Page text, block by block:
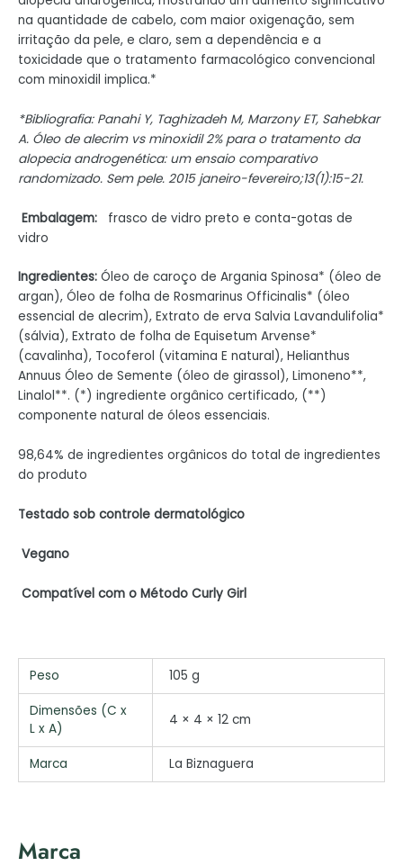
na quantidade de cabelo, com maior oxigenação, sem
irritação da pele, e claro, sem a dependência e a
toxicidade que o tratamento farmacológico convencional
com minoxidil implica.*
*Bibliografia: Panahi Y, Taghizadeh M, Marzony ET, Sahebkar
A. Óleo de alecrim vs minoxidil 2% para o tratamento da
alopecia androgenética: um ensaio comparativo
randomizado. Sem pele. 2015 janeiro-fevereiro;13(1):15-21.
Embalagem: frasco de vidro preto e conta-gotas de
vidro
Ingredientes: Óleo de caroço de Argania Spinosa* (óleo de
argan), Óleo de folha de Rosmarinus Officinalis* (óleo
essencial de alecrim), Extrato de erva Salvia Lavandulifolia*
(sálvia), Extrato de folha de Equisetum Arvense*
(cavalinha), Tocoferol (vitamina E natural), Helianthus
Annuus Óleo de Semente (óleo de girassol), Limoneno**,
Linalol**. (*) ingrediente orgânico certificado, (**)
componente natural de óleos essenciais.
98,64% de ingredientes orgânicos do total de ingredientes
do produto
Testado sob controle dermatológico
Vegano
Compatível com o Método Curly Girl
Peso 105 g
Dimensões (C x
L x A)
4 × 4 × 12 cm
Marca La Biznaguera
Marca